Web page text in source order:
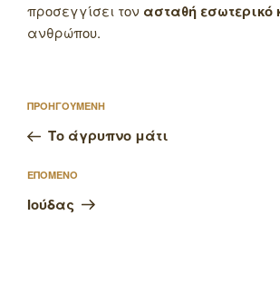
προσεγγίσει τον ασταθή εσωτερικό
ανθρώπου.
άρθρων
Προηγούμενο
άρθρο
ΠΡΟΗΓΟΥΜΕΝΗ
Το άγρυπνο μάτι
Επόμενο
άρθρο
ΕΠΟΜΕΝΟ
Ιούδας